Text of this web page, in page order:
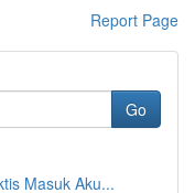
Report Page
Go
Masuk Aku...